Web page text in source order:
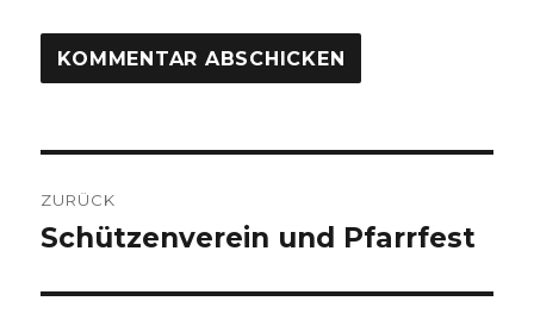
ZURÜCK
Vorheriger
Schützenverein und Pfarrfest